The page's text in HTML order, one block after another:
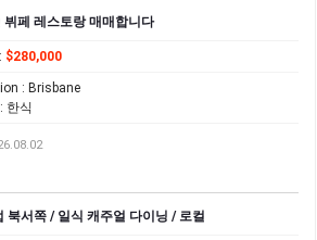
페 레스토랑 매매합니다
: $280,000
: Brisbane
: 한식
북서쪽 / 일식 캐주얼 다이닝 / 로컬